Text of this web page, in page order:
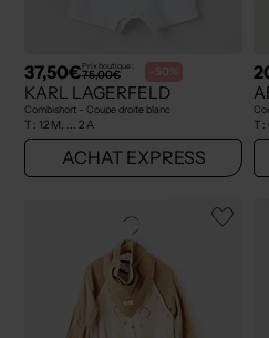
37,50€Prix boutique :
75,00€ -50%
KARL LAGERFELD
Combishort - Coupe droite blanc
T : 12 M, ... 2 A
ACHAT EXPRESS
T :